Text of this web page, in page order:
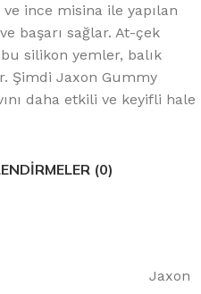
ince misina ile yapılan
başarı sağlar. At-çek
silikon yemler, balık
Şimdi Jaxon Gummy
daha etkili ve keyifli hale
(0)
Jaxon